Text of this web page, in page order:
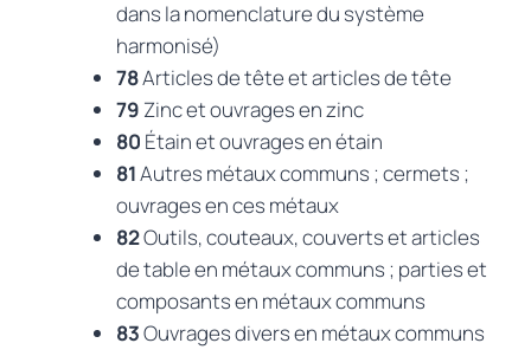
dans la nomenclature du système
harmonisé)
78Articles de tête et articles de tête
79 Zinc et ouvrages en zinc
80 Étain et ouvrages en étain
81Autres métaux communs ; cermets ;
ouvrages en ces métaux
82Outils, couteaux, couverts et articles
de table en métaux communs ; parties et
composants en métaux communs
83Ouvrages divers en métaux communs